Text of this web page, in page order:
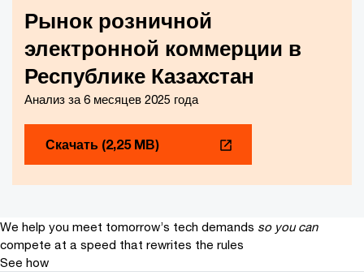
Рынок розничной
электронной коммерции в
Республике Казахстан
Анализ за 6 месяцев 2025 года
Скачать (2,25 MВ)
We help you meet tomorrow’s tech demands so you can
compete at a speed that rewrites the rules
See how